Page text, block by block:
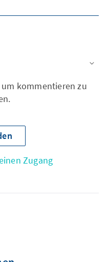
kommentieren zu
Zugang